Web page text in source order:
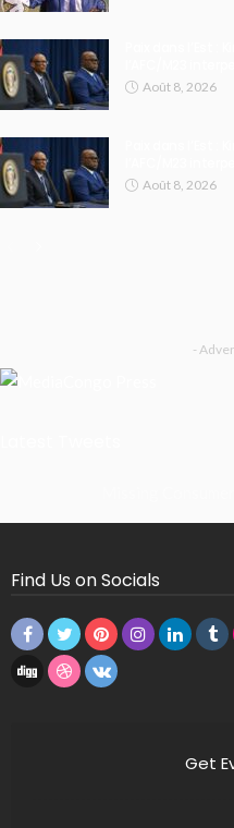
Août 8, 2026
Août 8, 2026
-
Find Us on Socials
Get